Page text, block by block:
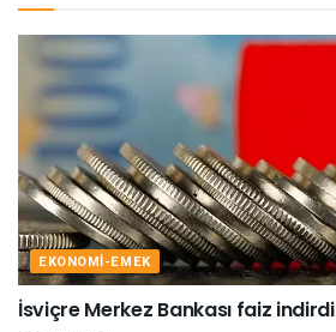
EKONOMI-EMEK
İsviçre Merkez Bankası faiz indirdi